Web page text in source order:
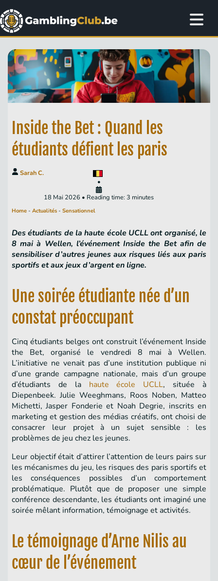
Inside the Bet : Quand les
étudiants défient les paris
Sarah C.
•
18 Mai 2026 • Reading time: 3 minutes
Home - Actualités - Sensationnel
Des étudiants de la haute école UCLL ont organisé, le
8 mai à Wellen, l’événement Inside the Bet afin de
sensibiliser d’autres jeunes aux risques liés aux paris
sportifs et aux jeux d’argent en ligne.
Une soirée étudiante née d’un
constat préoccupant
Cinq étudiants belges ont construit l’événement Inside
the Bet, organisé le vendredi 8 mai à Wellen.
L’initiative ne venait pas d’une institution publique ni
d’une grande campagne nationale, mais d’un groupe
d’étudiants de la haute école UCLL, située à
Diepenbeek. Julie Weeghmans, Roos Noben, Matteo
Michetti, Jasper Fonderie et Noah Degrie, inscrits en
marketing et gestion des médias créatifs, ont choisi de
consacrer leur projet à un sujet sensible : les
problèmes de jeu chez les jeunes.
Leur objectif était d’attirer l’attention de leurs pairs sur
les mécanismes du jeu, les risques des paris sportifs et
les conséquences possibles d’un comportement
problématique. Plutôt que de proposer une simple
conférence descendante, les étudiants ont imaginé une
soirée mêlant information, témoignage et activités.
Le témoignage d’Arne Nilis au
cœur de l’événement